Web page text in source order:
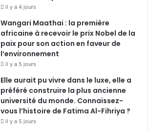
il y a 4 jours
Wangari Maathai : la première
africaine à recevoir le prix Nobel de la
paix pour son action en faveur de
l’environnement
il y a 5 jours
Elle aurait pu vivre dans le luxe, elle a
préféré construire la plus ancienne
université du monde. Connaissez-
vous l’histoire de Fatima Al-Fihriya ?
il y a 5 jours